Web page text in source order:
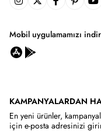
Mobil uygulamamızı
KAMPANYALARDAN
En yeni ürünler,
için e-posta adresinizi